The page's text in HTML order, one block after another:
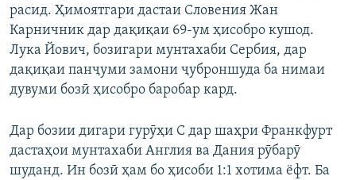
расид. Ҳимоятгари дастаи Словения Жан
Карничник дар дақиқаи 69‑ум ҳисобро кушод.
Лука Йович, бозигари мунтахаби Сербия, дар
дақиқаи панҷуми замони ҷуброншуда ба нимаи
дувуми бозӣ ҳисобро баробар кард.
Дар бозии дигари гурӯҳи С дар шаҳри Франкфурт
дастаҳои мунтахаби Англия ва Дания рӯбарӯ
шуданд. Ин бозӣ ҳам бо ҳисоби 1:1 хотима ёфт. Ба